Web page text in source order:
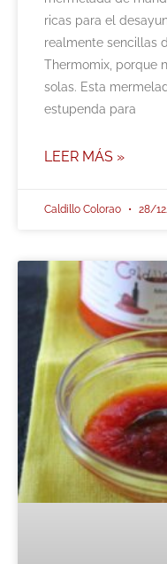
ricas para el
realmente sencillas
Thermomix, porque
solas. Esta
estupenda para
LEER MÁS »
Caldillo Colorao 28/